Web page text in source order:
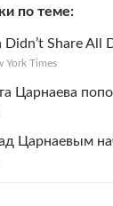
по теме
Didn’t Share
York Times
Царнаева
Царнаевым